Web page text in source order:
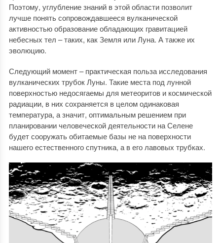
Поэтому, углубление знаний в этой области позволит
лучше понять сопровождавшееся вулканической
активностью образование обладающих гравитацией
небесных тел – таких, как Земля или Луна. А также их
эволюцию.
Следующий момент – практическая польза исследования
вулканических трубок Луны. Такие места под лунной
поверхностью недосягаемы для метеоритов и космической
радиации, в них сохраняется в целом одинаковая
температура, а значит, оптимальным решением при
планировании человеческой деятельности на Селене
будет сооружать обитаемые базы не на поверхности
нашего естественного спутника, а в его лавовых трубках.